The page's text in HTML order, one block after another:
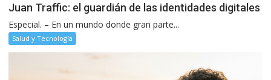
Juan Traffic: el guardián de las identidades digitales
Especial. – En un mundo donde gran parte...
Salud y Tecnología